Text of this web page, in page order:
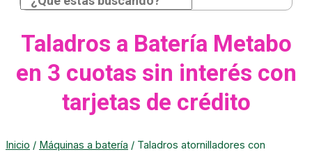
Taladros a Batería Metabo
en 3 cuotas sin interés con
tarjetas de crédito
Inicio / Máquinas a batería / Taladros atornilladores con